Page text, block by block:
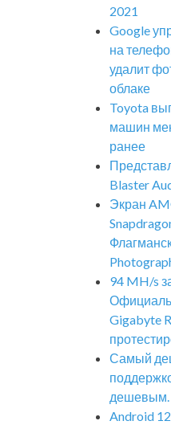
2021
Google
на
удалит
облаке
Toyota
машин
ранее
Blaster
Экран
94 MH/s
Gigabyte
Самый
дешевым.
Android